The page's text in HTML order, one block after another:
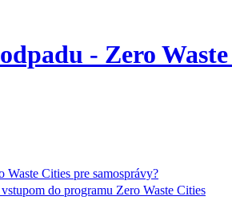
- Zero
Waste Cities pre samosprávy?
do programu Zero Waste Cities